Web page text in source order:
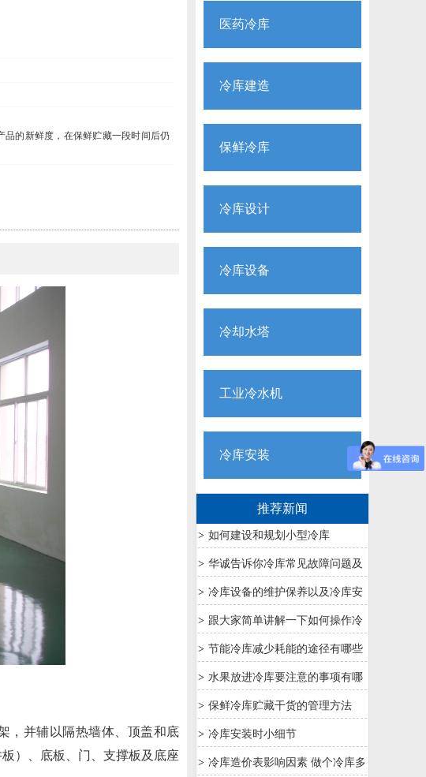
医药冷库
冷库建造
保鲜冷库
冷库设计
冷库设备
冷却水塔
工业冷水机
冷库安装
推荐新闻
> 如何建设和规划小型冷库
> 华诚告诉你冷库常见故障问题及
解决方法
> 冷库设备的维护保养以及冷库安
装要求
> 跟大家简单讲解一下如何操作冷
库配电箱
> 节能冷库减少耗能的途径有哪些
呢？
> 水果放进冷库要注意的事项有哪
些？
> 保鲜冷库贮藏干货的管理方法
> 冷库安装时小细节
> 冷库造价表影响因素 做个冷库多
的新鲜度，在保鲜贮藏一段时间后仍
，并辅以隔热墙体、顶盖和底
）、底板、门、支撑板及底座